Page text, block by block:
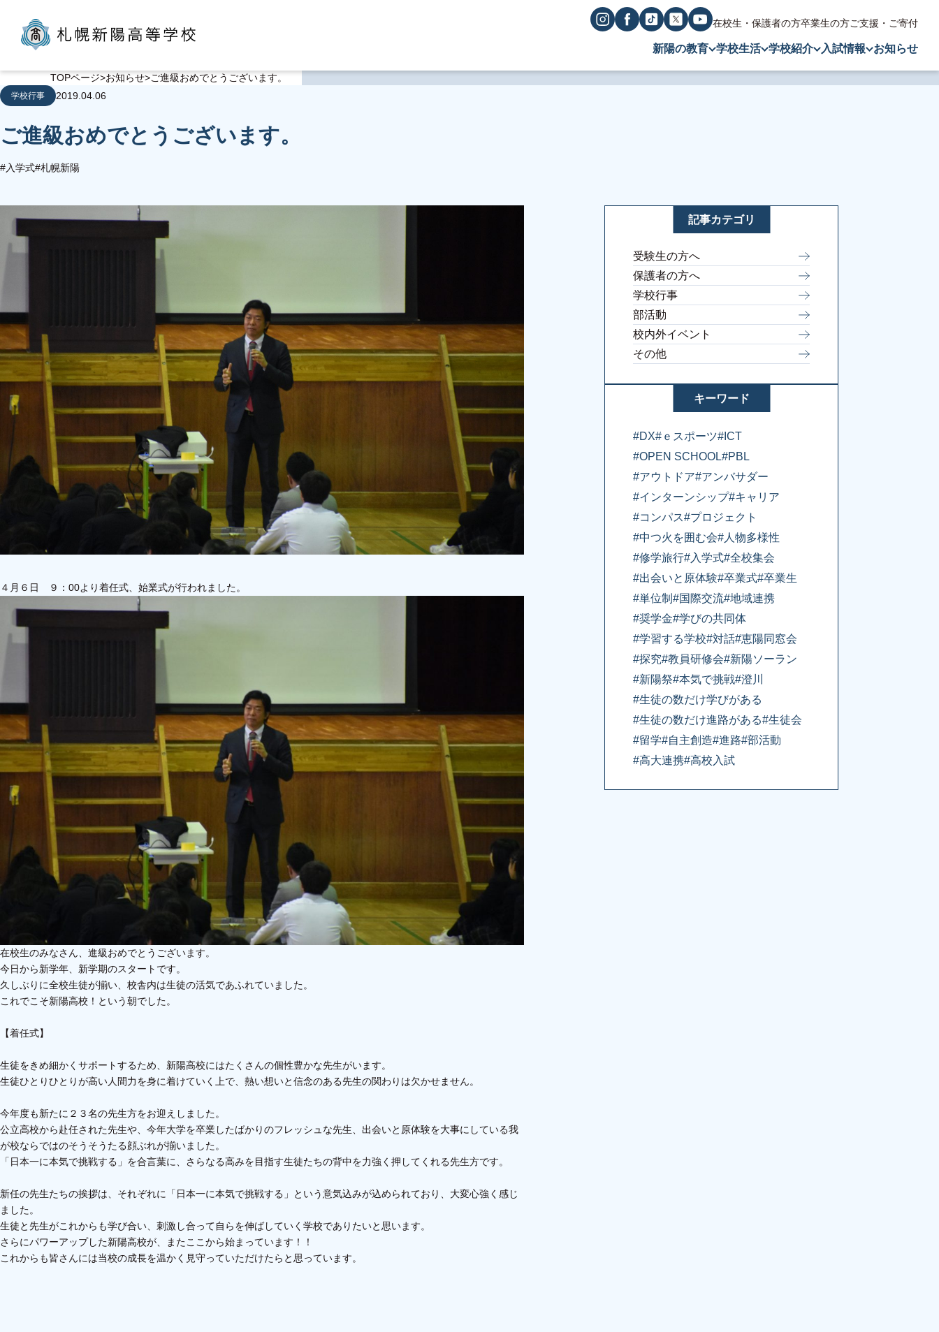
在校生・保護者の方卒業生の方ご支援・ご寄付
新陽の教育 学校生活 学校紹介 入試情報 お知らせ
TOPページ お知らせ ご進級おめでとうございます。
学校行事 2019.04.06
ご進級おめでとうございます。
#入学式#札幌新陽
４月６日 ９：00より着任式、始業式が行われました。
在校生のみなさん、進級おめでとうございます。
今日から新学年、新学期のスタートです。
久しぶりに全校生徒が揃い、校舎内は生徒の活気であふれていました。
これでこそ新陽高校！という朝でした。
【着任式】
生徒をきめ細かくサポートするため、新陽高校にはたくさんの個性豊かな先生がいます。
生徒ひとりひとりが高い人間力を身に着けていく上で、熱い想いと信念のある先生の関わりは欠かせません。
今年度も新たに２３名の先生方をお迎えしました。
公立高校から赴任された先生や、今年大学を卒業したばかりのフレッシュな先生、出会いと原体験を大事にしている我
が校ならではのそうそうたる顔ぶれが揃いました。
「日本一に本気で挑戦する」を合言葉に、さらなる高みを目指す生徒たちの背中を力強く押してくれる先生方です。
新任の先生たちの挨拶は、それぞれに「日本一に本気で挑戦する」という意気込みが込められており、大変心強く感じ
ました。
生徒と先生がこれからも学び合い、刺激し合って自らを伸ばしていく学校でありたいと思います。
さらにパワーアップした新陽高校が、またここから始まっています！！
これからも皆さんには当校の成長を温かく見守っていただけたらと思っています。
記事カテゴリ
受験生の方へ
保護者の方へ
学校行事
部活動
校内外イベント
その他
キーワード
#DX#ｅスポーツ#ICT
#OPEN SCHOOL#PBL
#アウトドア#アンバサダー
#インターンシップ#キャリア
#コンパス#プロジェクト
#中つ火を囲む会#人物多様性
#修学旅行#入学式#全校集会
#出会いと原体験#卒業式#卒業生
#単位制 #国際交流#地域連携
#奨学金#学びの共同体
#学習する学校#対話#恵陽同窓会
#探究#教員研修会#新陽ソーラン
#新陽祭#本気で挑戦#澄川
#生徒の数だけ学びがある
#生徒の数だけ進路がある#生徒会
#留学#自主創造#進路#部活動
#高大連携#高校入試